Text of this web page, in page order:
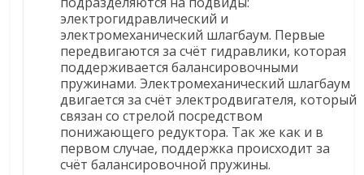
электрогидравлический и
электромеханический шлагбаум. Первые
передвигаются за счёт гидравлики, которая
поддерживается балансировочными
пружинами. Электромеханический шлагбаум
двигается за счёт электродвигателя, который
связан со стрелой посредством
понижающего редуктора. Так же как и в
первом случае, поддержка происходит за
счёт балансировочной пружины.